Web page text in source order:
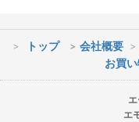
※最短到着をご希望の場
※配送業者の状況により
トップ 会社概要
お買
エ